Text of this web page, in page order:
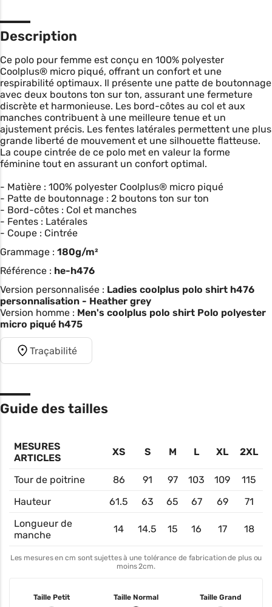
Description
Ce polo pour femme est conçu en 100% polyester
Coolplus® micro piqué, offrant un confort et une
respirabilité optimaux. Il présente une patte de boutonnage
avec deux boutons ton sur ton, assurant une fermeture
discrète et harmonieuse. Les bord-côtes au col et aux
manches contribuent à une meilleure tenue et un
ajustement précis. Les fentes latérales permettent une plus
grande liberté de mouvement et une silhouette flatteuse.
La coupe cintrée de ce polo met en valeur la forme
féminine tout en assurant un confort optimal.
- Matière : 100% polyester Coolplus® micro piqué
- Patte de boutonnage : 2 boutons ton sur ton
- Bord-côtes : Col et manches
- Fentes : Latérales
- Coupe : Cintrée
Grammage : 180g/m²
Référence : he-h476
Version personnalisée : Ladies coolplus polo shirt h476
personnalisation - Heather grey
Version homme : Men's coolplus polo shirt Polo polyester
micro piqué h475
Traçabilité
Guide des tailles
MESURES
ARTICLES
XS S M L XL 2XL
Tour de poitrine 86 91 97 103 109
115
Hauteur
61.5 63 65 67 69
71
Longueur de
manche
14 14.5 15 16 17 18
Les mesures en cm sont sujettes à une tolérance de fabrication de plus ou
moins 2cm.
Taille Petit Taille Normal Taille Grand